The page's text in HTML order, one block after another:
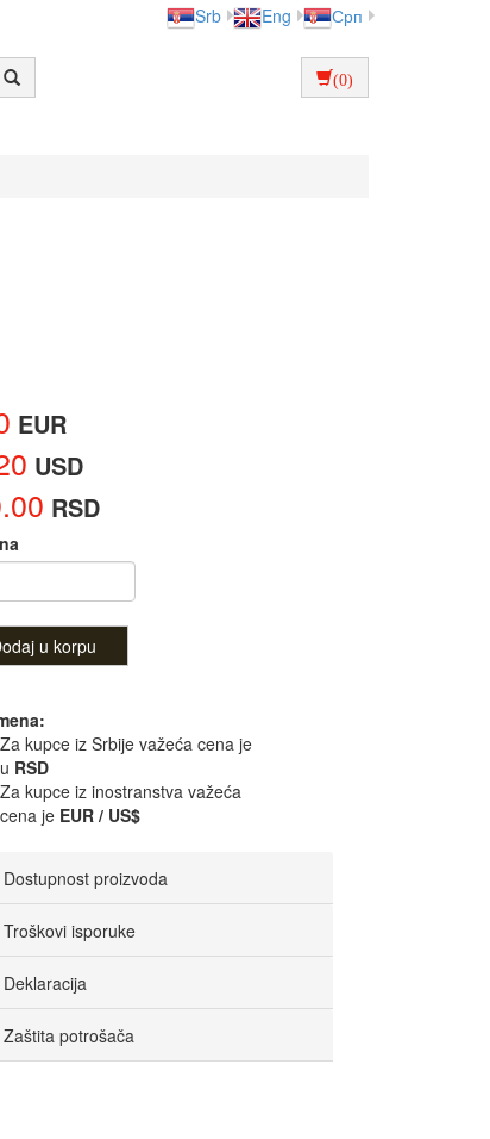
Srb Eng Срп
(0)
EUR
USD
RSD
u korpu
Za kupce iz Srbije važeća cena je
u RSD
Za kupce iz inostranstva važeća
cena je EUR / US$
Dostupnost proizvoda
Troškovi isporuke
Deklaracija
Zaštita potrošača